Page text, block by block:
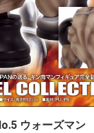
ウォーズマン